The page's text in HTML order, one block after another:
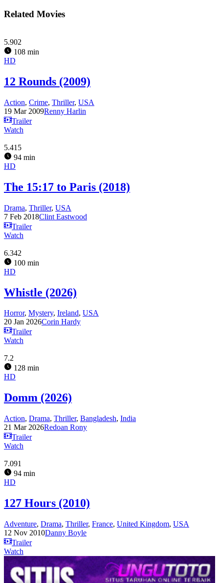
Related Movies
5.902
108 min
HD
12 Rounds (2009)
Action, Crime, Thriller, USA
19 Mar 2009Renny Harlin
Trailer
Watch
5.415
94 min
HD
The 15:17 to Paris (2018)
Drama, Thriller, USA
7 Feb 2018Clint Eastwood
Trailer
Watch
6.342
100 min
HD
Whistle (2026)
Horror, Mystery, Ireland, USA
20 Jan 2026Corin Hardy
Trailer
Watch
7.2
128 min
HD
Domm (2026)
Action, Drama, Thriller, Bangladesh, India
21 Mar 2026Redoan Rony
Trailer
Watch
7.091
94 min
HD
127 Hours (2010)
Adventure, Drama, Thriller, France, United Kingdom, USA
12 Nov 2010Danny Boyle
Trailer
Watch